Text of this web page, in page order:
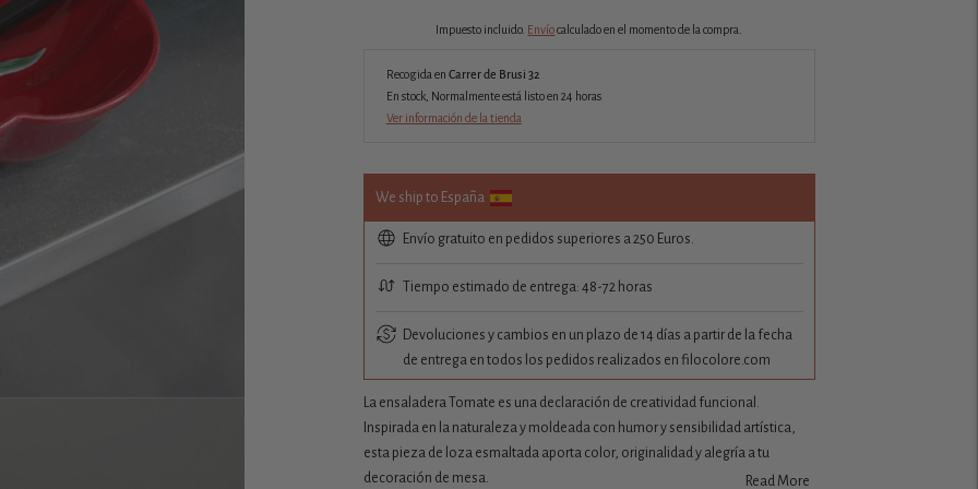
Impuesto incluido. Envíocalculado en el momento de la compra.
Recogida en Carrer de Brusi 32
En stock, Normalmente está listo en 24 horas
Ver información de la tienda
We ship to España
Envío gratuito en pedidos superiores a 250 Euros.
Tiempo estimado de entrega: 48-72 horas
Devoluciones y cambios en un plazo de 14 días a partir de la fecha
de entrega en todos los pedidos realizados en filocolore.com
La ensaladera Tomate es una declaración de creatividad funcional.
Inspirada en la naturaleza y moldeada con humor y sensibilidad artística,
esta pieza de loza esmaltada aporta color, originalidad y alegría a tu
decoración de mesa.
Read More